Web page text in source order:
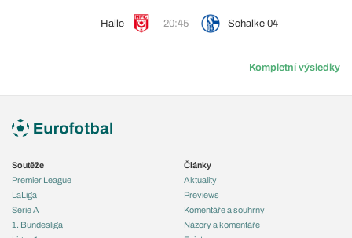
Halle 20:45 Schalke 04
Kompletní výsledky
Soutěže
Premier League
LaLiga
Serie A
1. Bundesliga
Články
Aktuality
Previews
Komentáře a souhrny
Názory a komentáře